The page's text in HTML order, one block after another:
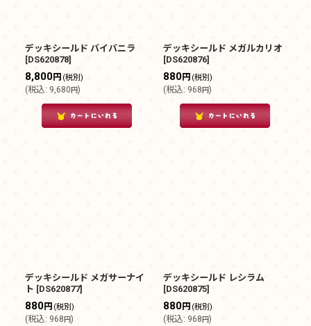
デッキシールド バイバニラ
[DS620878]
8,800円 (税別)
(税込: 9,680円)
デッキシールド メガルカリオ
[DS620876]
880円 (税別)
(税込: 968円)
デッキシールド メガサーナイ
ト [DS620877]
880円 (税別)
(税込: 968円)
デッキシールド レシラム
[DS620875]
880円 (税別)
(税込: 968円)